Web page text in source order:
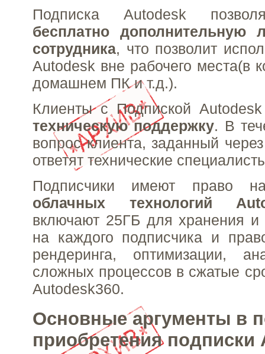
Подписка Autodesk
бесплатно дополнительную
сотрудника, что позволит
Autodesk вне рабочего места(в
домашнем ПК и т.д.).
Клиенты с Подпиской
техническую поддержку. В
вопрос клиента, заданный
ответят технические
Подписчики имеют право на
облачных технологий
включают 25ГБ для хранения
на каждого подписчика и
рендеринга, оптимизации,
сложных процессов в сжатые
Autodesk360.
Основные аргументы в
приобретения подписки